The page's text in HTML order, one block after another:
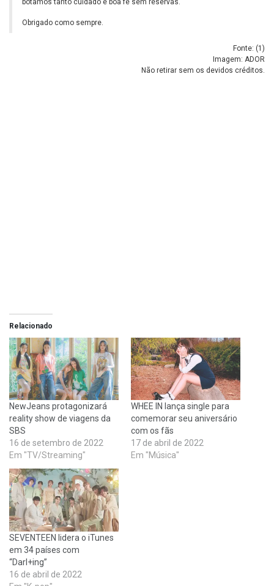
botamos tanto cuidado e boa fé sem reservas.
Obrigado como sempre.
Fonte: (1 )
Imagem: ADOR
Não retirar sem os devidos créditos.
Relacionado
NewJeans protagonizará
reality show de viagens da
SBS
16 de setembro de 2022
Em "TV/Streaming"
WHEE IN lança single para
comemorar seu aniversário
com os fãs
17 de abril de 2022
Em "Música"
SEVENTEEN lidera o iTunes
em 34 países com
“Darl+ing”
16 de abril de 2022